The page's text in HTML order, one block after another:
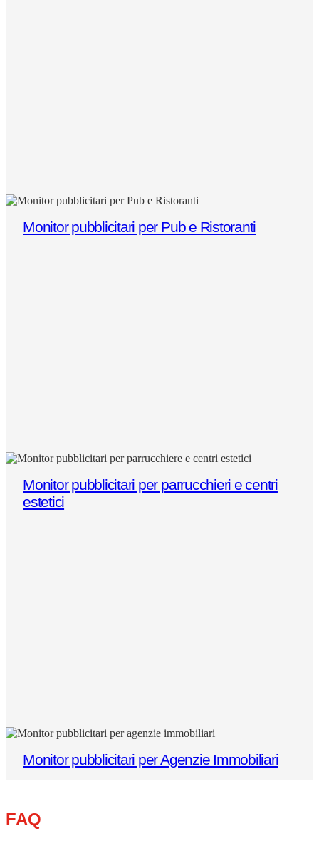
Monitor pubblicitari per Pub e Ristoranti
Monitor pubblicitari per parrucchieri e centri
estetici
Monitor pubblicitari per Agenzie Immobiliari
FAQ